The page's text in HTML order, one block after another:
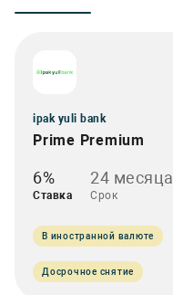
ipak yuli bank
Prime Premium
6%
Ставка
24 месяца
Срок
В иностранной валюте
Досрочное снятие